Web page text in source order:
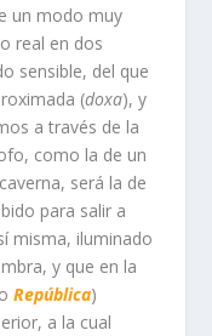
un modo muy
real en dos
sensible, del que
(doxa), y
a través de la
como la de un
será la de
para salir a
misma, iluminado
y que en la
República)
a la cual